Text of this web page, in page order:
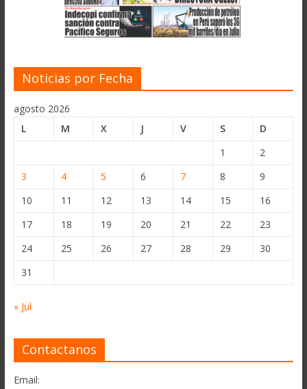
Noticias por Fecha
agosto 2026
L
M X J V S
D
1
2
3
4 5 6 7 8
9
10
11 12 13 14 15
16
17
18 19 20 21 22
23
24
25 26 27 28 29
30
31
« Jul
Contactanos
Email: